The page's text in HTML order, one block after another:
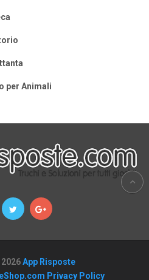
per Animali
App Risposte
Privacy Policy